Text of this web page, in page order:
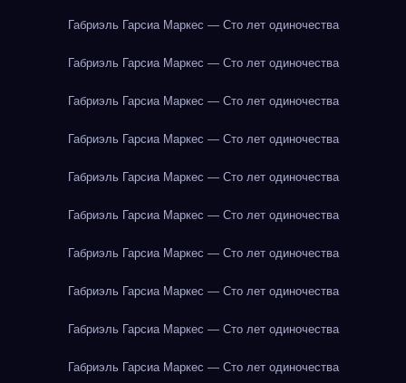
Габриэль Гарсиа Маркес — Сто лет одиночества
Габриэль Гарсиа Маркес — Сто лет одиночества
Габриэль Гарсиа Маркес — Сто лет одиночества
Габриэль Гарсиа Маркес — Сто лет одиночества
Габриэль Гарсиа Маркес — Сто лет одиночества
Габриэль Гарсиа Маркес — Сто лет одиночества
Габриэль Гарсиа Маркес — Сто лет одиночества
Габриэль Гарсиа Маркес — Сто лет одиночества
Габриэль Гарсиа Маркес — Сто лет одиночества
Габриэль Гарсиа Маркес — Сто лет одиночества